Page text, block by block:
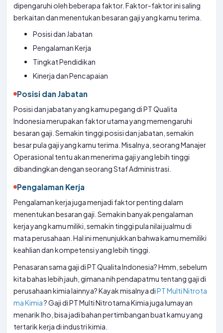
dipengaruhi oleh beberapa faktor. Faktor-faktor ini saling
berkaitan dan menentukan besaran gaji yang kamu terima.
Posisi dan Jabatan
Pengalaman Kerja
Tingkat Pendidikan
Kinerja dan Pencapaian
Posisi dan Jabatan
Posisi dan jabatan yang kamu pegang di PT Qualita
Indonesia merupakan faktor utama yang memengaruhi
besaran gaji. Semakin tinggi posisi dan jabatan, semakin
besar pula gaji yang kamu terima. Misalnya, seorang Manajer
Operasional tentu akan menerima gaji yang lebih tinggi
dibandingkan dengan seorang Staf Administrasi.
Pengalaman Kerja
Pengalaman kerja juga menjadi faktor penting dalam
menentukan besaran gaji. Semakin banyak pengalaman
kerja yang kamu miliki, semakin tinggi pula nilai jualmu di
mata perusahaan. Hal ini menunjukkan bahwa kamu memiliki
keahlian dan kompetensi yang lebih tinggi.
Penasaran sama gaji di PT Qualita Indonesia? Hmm, sebelum
kita bahas lebih jauh, gimana nih pendapatmu tentang gaji di
perusahaan kimia lainnya? Kayak misalnya diPT Multi Nitrota
ma Kimia? Gaji di PT Multi Nitrotama Kimia juga lumayan
menarik lho, bisa jadi bahan pertimbangan buat kamu yang
tertarik kerja di industri kimia.